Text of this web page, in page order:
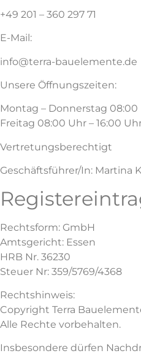
+49 201 – 360 297 71
E-Mail:
info@terra-bauelemente.de
Unsere Öffnungszeiten:
Montag – Donnerstag 08:00
Freitag 08:00 Uhr – 16:00
Vertretungsberechtigt
Geschäftsführer/In: Martina
Rechtsform: GmbH
Amtsgericht: Essen
HRB Nr. 36230
Steuer Nr: 359/5769/4368
Rechtshinweis:
Copyright Terra
Alle Rechte vorbehalten.
Insbesondere dürfen